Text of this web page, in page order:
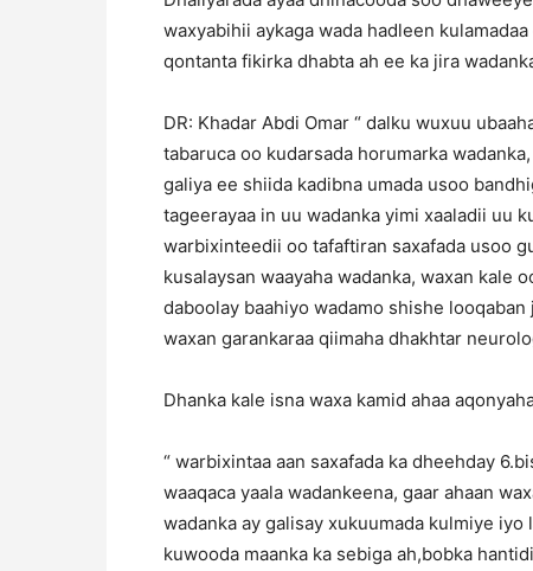
waxyabihii aykaga wada hadleen
qontanta fikirka dhabta ah ee ka jira
DR: Khadar Abdi Omar “ dalku wuxuu
tabaruca oo kudarsada horumarka
galiya ee shiida kadibna umada usoo
tageerayaa in uu wadanka yimi xaaladii uu
warbixinteedii oo tafaftiran saxafada usoo
kusalaysan waayaha wadanka, waxan kale
daboolay baahiyo wadamo shishe
waxan garankaraa qiimaha dhakhtar
Dhanka kale isna waxa kamid ahaa
“ warbixintaa aan saxafada ka dheehday
waaqaca yaala wadankeena, gaar ahaan
wadanka ay galisay xukuumada kulmiye iyo
kuwooda maanka ka sebiga ah,bobka